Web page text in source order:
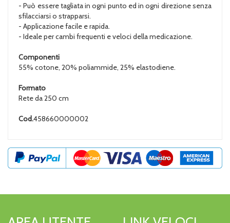
- Può essere tagliata in ogni punto ed in ogni direzione senza
sfilacciarsi o strapparsi.
- Applicazione facile e rapida.
- Ideale per cambi frequenti e veloci della medicazione.
Componenti
55% cotone, 20% poliammide, 25% elastodiene.
Formato
Rete da 250 cm
Cod.458660000002